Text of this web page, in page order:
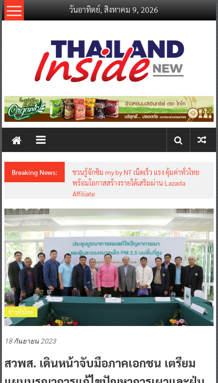
Skip
to
วันอาทิตย์, สิงหาคม 9, 2026
thailandinsidenew.com
Thailand
New
Breaking News:
ชวนรู้จักซิม my by NT เน็ตเร็ว แรง คุ้มค่าทั่วไทย
พร้อมโอกาสสร้างรายได้เสริมผ่าน Lazada
Affiliate
ข่าวทั่วไทย
18 กันยายน 2023
สวพส. เดินหน้าจับมือภาคเอกชน เตรียม